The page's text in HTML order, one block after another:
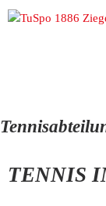
Gymnastik
TENNIS